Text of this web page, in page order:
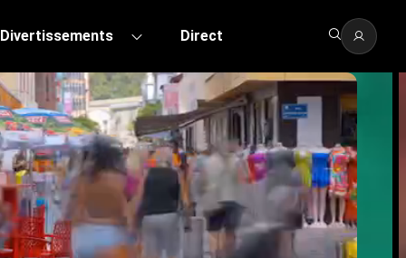
Divertissements Direct
vidéos et